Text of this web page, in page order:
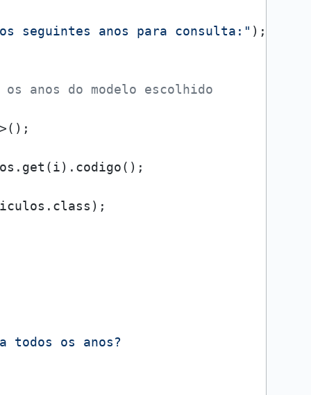
seguintes anos para consulta:" );
anos do modelo escolhido
todos os anos?